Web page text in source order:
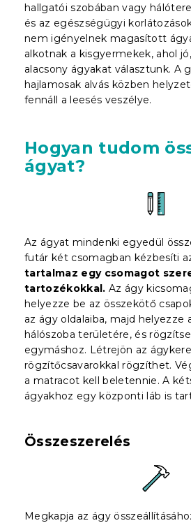
hallgatói szobában vagy
és az egészségügyi
nem igényelnek magasított
alkotnak a kisgyermekek, ahol
alacsony ágyakat választunk. A
hajlamosak alvás közben
fennáll a leesés veszélye.
Hogyan tudom
ágyat?
Az ágyat mindenki egyedül
futár két csomagban kézbesíti
tartalmaz egy csomagot
tartozékokkal. Az ágy
helyezze be az összekötő
az ágy oldalaiba, majd helyezze
hálószoba területére, és
egymáshoz. Létrejön az
rögzítőcsavarokkal rögzíthet.
a matracot kell beletennie. A
ágyakhoz egy központi láb is
Összeszerelés
Megkapja az ágy